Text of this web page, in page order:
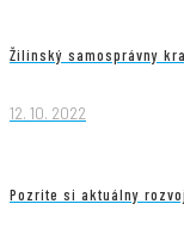
Žilinský samosprávny
12. 10. 2022
Pozrite si aktuálny